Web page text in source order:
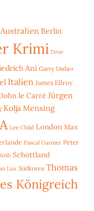
Australien Berlin
Krimi Dror
Ani Garry Disher
Italien James Ellroy
John le Carré Jürgen
Kolja Mensing
Lee Child London Max
Pascal Garnier Peter
Schottland
Lux Südkorea Thomas
Königreich